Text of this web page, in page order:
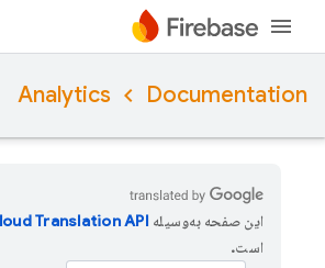
Documentation
Analytics
این صفحه به‌وسیله
است.